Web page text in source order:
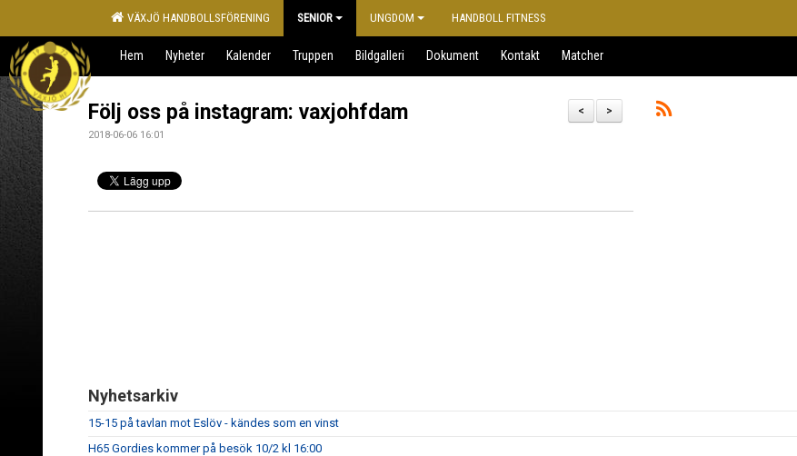
VÄXJÖ HANDBOLLSFÖRENING SENIOR UNGDOM HANDBOLL FITNESS
Hem Nyheter Kalender Truppen Bildgalleri Dokument Kontakt Matcher
>
<
Följ oss på instagram: vaxjohfdam
2018-06-06 16:01
Nyhetsarkiv
15-15 på tavlan mot Eslöv - kändes som en vinst
H65 Gordies kommer på besök 10/2 kl 16:00